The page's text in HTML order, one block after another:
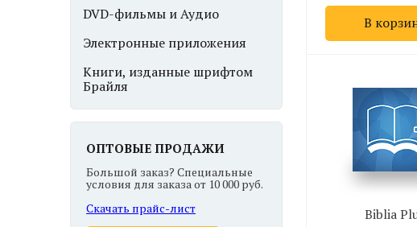
DVD-фильмы и Аудио
Электронные приложения
Книги, изданные шрифтом
Брайля
ОПТОВЫЕ ПРОДАЖИ
Большой заказ? Специальные
условия для заказа от 10 000 руб.
Скачать прайс-лист
В
Biblia